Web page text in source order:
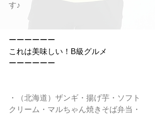
す♪
ーーーーーー
これは美味しい！B級グルメ
ーーーーーー
・（北海道）ザンギ・揚げ芋・ソフト
クリーム・マルちゃん焼きそば弁当・